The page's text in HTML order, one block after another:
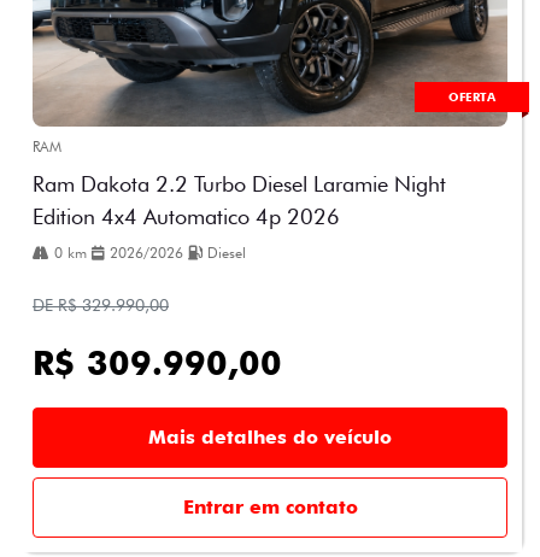
OFERTA
RAM
Ram Dakota 2.2 Turbo Diesel Laramie Night
Edition 4x4 Automatico 4p 2026
0 km 2026/2026 Diesel
DE R$ 329.990,00
R$ 309.990,00
Mais detalhes do veículo
Entrar em contato